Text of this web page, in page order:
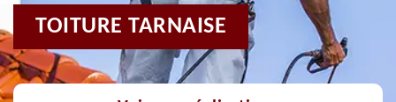
TOITURE TARNAISE